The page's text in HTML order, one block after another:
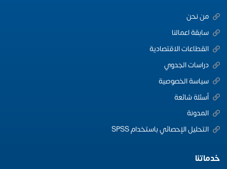
من نحن
سابقة اعمالنا
القطاعات الاقتصادية
دراسات الجدوي
سياسة الخصوصية
أسئلة شائعة
المدونة
التحليل الإحصائي باستخدام SPSS
خدماتنا